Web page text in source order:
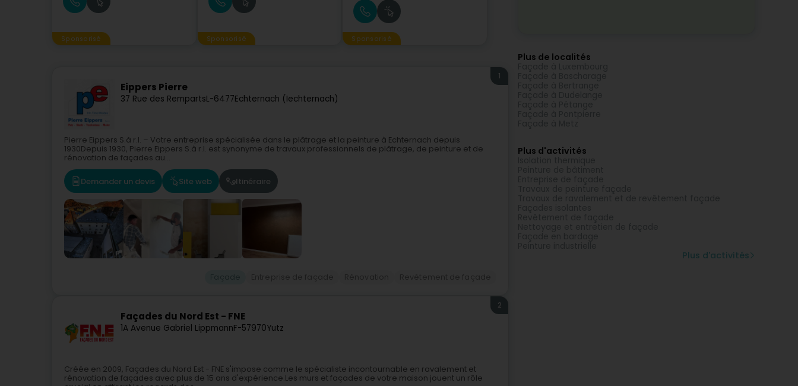
Sponsorisé Sponsorisé Sponsorisé
Eippers Pierre
37 Rue des RempartsL-6477Echternach (Iechternach)
1
Pierre Eippers S.à r.l. – Votre entreprise spécialisée dans le plâtrage et la peinture à Echternach depuis
1930Depuis 1930, Pierre Eippers S.à r.l. est synonyme de travaux professionnels de plâtrage, de peinture et de
rénovation de façades au...
Demander un devis Site web Itinéraire
Façades du Nord Est - FNE
1A Avenue Gabriel LippmannF-57970Yutz
2
Créée en 2009, Façades du Nord Est - FNE s'impose comme le spécialiste incontournable en ravalement et
rénovation de façades avec plus de 15 ans d'expérience.Les murs et façades de votre maison jouent un rôle
Plus de localités
Plus d'activités
Plus d'activités